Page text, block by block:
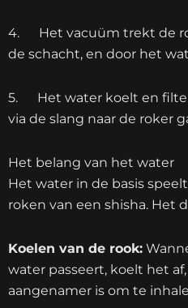
4. Het vacuüm trekt de
de schacht, en door het
5. Het water koelt en
via de slang naar de roker
Het belang van het water
Het water in de basis
roken van een shisha. Het
Koelen van de rook:
water passeert, koelt het
aangenamer is om te